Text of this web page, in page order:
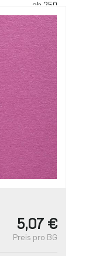
ab 250
1,82 €
ab 625
1,57 €
ab 1250
1,26 €
5,07 €
Preis pro BG